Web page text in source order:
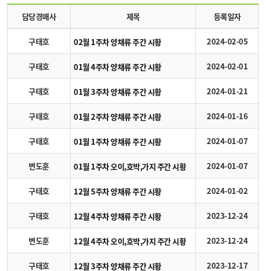
담당경매사 제목 등록일자
구태호 02월 1주차 양채류 주간 시황 2024-02-05
구태호 01월 4주차 양채류 주간 시황 2024-02-01
구태호 01월 3주차 양채류 주간 시황 2024-01-21
구태호 01월 2주차 양채류 주간 시황 2024-01-16
구태호 01월 1주차 양채류 주간 시황 2024-01-07
변도훈 01월 1주차 오이,호박,가지 주간 시황 2024-01-07
구태호 12월 5주차 양채류 주간 시황 2024-01-02
구태호 12월 4주차 양채류 주간 시황 2023-12-24
변도훈 12월 4주차 오이,호박,가지 주간 시황 2023-12-24
구태호 12월 3주차 양채류 주간 시황 2023-12-17